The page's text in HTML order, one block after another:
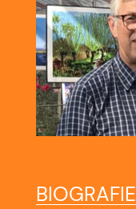
BIOGRAFIE